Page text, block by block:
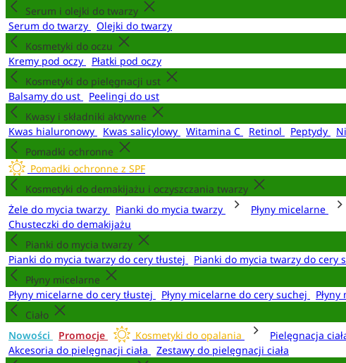
Serum i olejki do twarzy
Serum do twarzy
Olejki do twarzy
Kosmetyki do oczu
Kremy pod oczy
Płatki pod oczy
Kosmetyki do pielęgnacji ust
Balsamy do ust
Peelingi do ust
Kwasy i składniki aktywne
Kwas hialuronowy
Kwas salicylowy Witamina C Retinol Peptydy
Pomadki ochronne
Pomadki ochronne z SPF
Kosmetyki do demakijażu i oczyszczania twarzy
Żele do mycia twarzy
Pianki do mycia twarzy Płyny micelarne
Chusteczki do demakijażu
Pianki do mycia twarzy
Pianki do mycia twarzy do cery tłustej
Pianki do mycia twarzy do cery
Płyny micelarne
Płyny micelarne do cery tłustej
Płyny micelarne do cery suchej
Ciało
Nowości
Promocje Kosmetyki do opalania Pielęgnacja
Akcesoria do pielęgnacji ciała
Zestawy do pielęgnacji ciała